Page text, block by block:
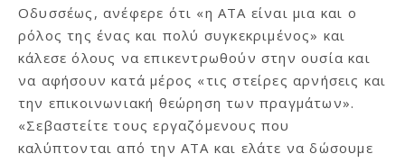
Οδυσσέως, ανέφερε ότι «η ΑΤΑ είναι μια και ο
ρόλος της ένας και πολύ συγκεκριμένος» και
κάλεσε όλους να επικεντρωθούν στην ουσία και
να αφήσουν κατά μέρος «τις στείρες αρνήσεις και
την επικοινωνιακή θεώρηση των πραγμάτων».
«Σεβαστείτε τους εργαζόμενους που
καλύπτονται από την ΑΤΑ και ελάτε να δώσουμε